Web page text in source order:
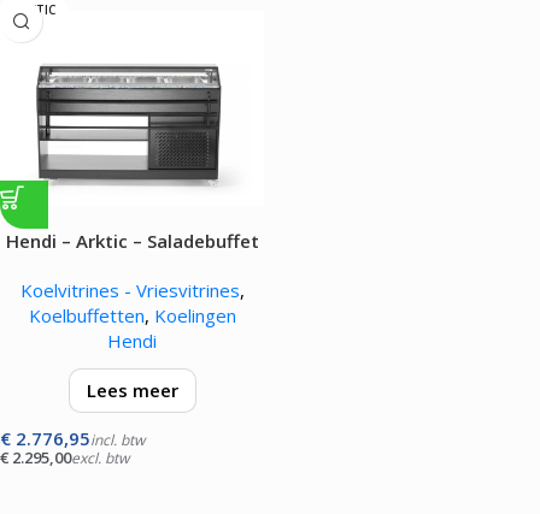
ARKTIC
Hendi – Arktic – Saladebuffet
Koelvitrines - Vriesvitrines,
Koelbuffetten, Koelingen
Hendi
Lees meer
Het Arktic Salad-buffet biedt
ruimte voor 4 GN 1/1-
€ 2.776,95incl. btw
€ 2.295,00excl. btw